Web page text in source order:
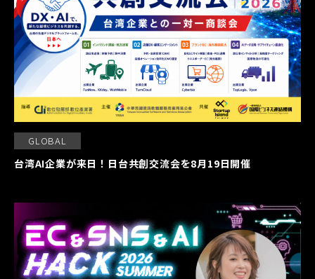
GLOBAL
台湾AI企業が来日！日台共創交流会を8月19日開催